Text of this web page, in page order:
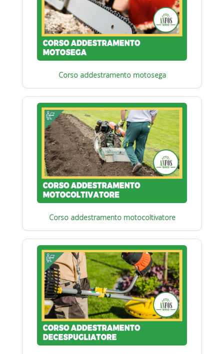
Corso addestramento motosega
Corso addestramento motocoltivatore